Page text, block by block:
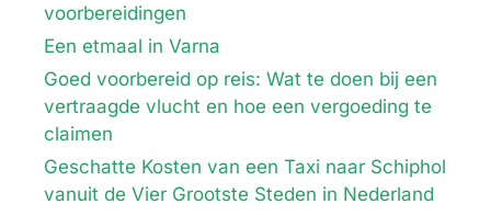
voorbereidingen
Een etmaal in Varna
Goed voorbereid op reis: Wat te doen bij een
vertraagde vlucht en hoe een vergoeding te
claimen
Geschatte Kosten van een Taxi naar Schiphol
vanuit de Vier Grootste Steden in Nederland